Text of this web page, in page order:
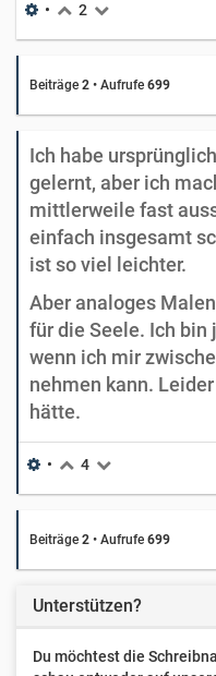
• 2
Beiträge 2 • Aufrufe 699
Ich habe
gelernt, aber ich
mittlerweile fast
einfach insgesamt
ist so viel leichter.
Aber analoges
für die Seele. Ich
wenn ich mir
nehmen kann.
hätte.
• 4
Beiträge 2 • Aufrufe 699
Unterstützen?
Du möchtest die